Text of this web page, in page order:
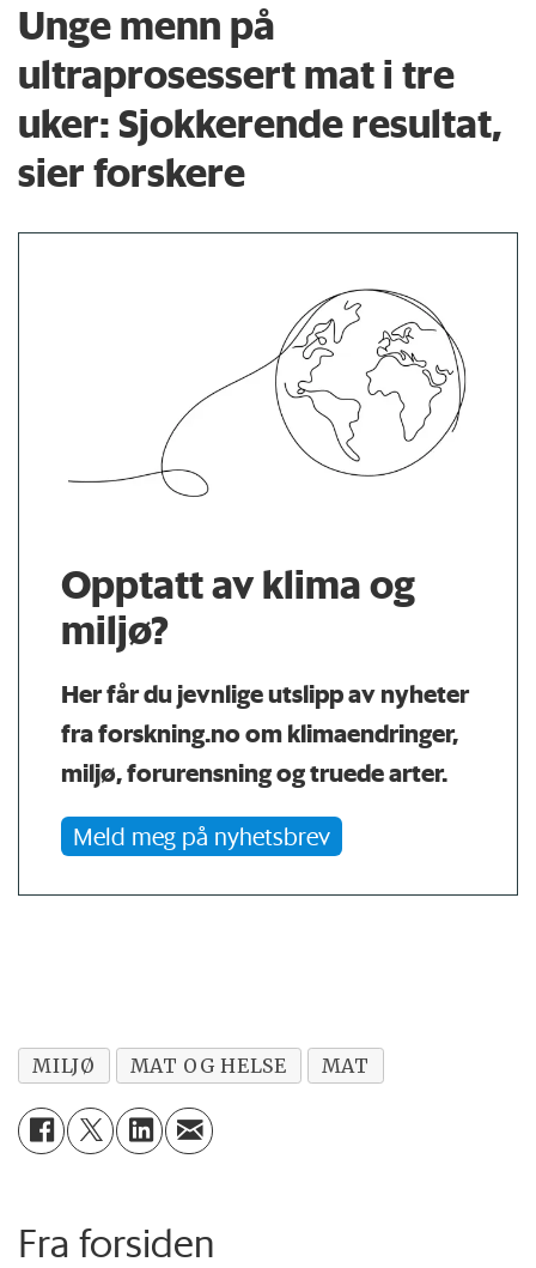
Unge menn på
ultraprosessert mat i tre
uker: Sjokkerende resultat,
sier forskere
Opptatt av klima og
miljø?
Her får du jevnlige utslipp av nyheter
fra forskning.no om klimaendringer,
miljø, forurensning og truede arter.
Meld meg på nyhetsbrev
MILJØ MAT OG HELSE MAT
Fra forsiden